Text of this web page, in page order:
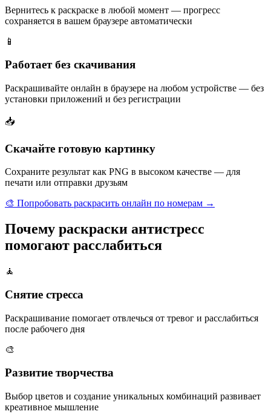
Вернитесь к раскраске в любой момент — прогресс
сохраняется в вашем браузере автоматически
📱
Работает без скачивания
Раскрашивайте онлайн в браузере на любом устройстве — без
установки приложений и без регистрации
📥
Скачайте готовую картинку
Сохраните результат как PNG в высоком качестве — для
печати или отправки друзьям
🎨 Попробовать раскрасить онлайн по номерам →
Почему раскраски антистресс
помогают расслабиться
🧘
Снятие стресса
Раскрашивание помогает отвлечься от тревог и расслабиться
после рабочего дня
🎨
Развитие творчества
Выбор цветов и создание уникальных комбинаций развивает
креативное мышление